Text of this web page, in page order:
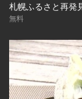
無料